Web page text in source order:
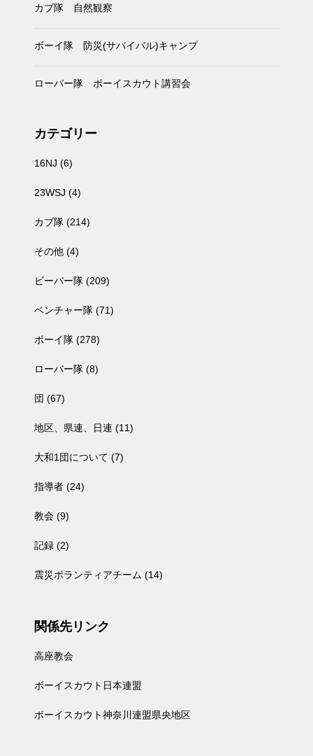
カブ隊 自然観察
ボーイ隊 防災(サバイバル)キャンプ
ローバー隊 ボーイスカウト講習会
カテゴリー
16NJ (6)
23WSJ (4)
カブ隊 (214)
その他 (4)
ビーバー隊 (209)
ベンチャー隊 (71)
ボーイ隊 (278)
ローバー隊 (8)
団 (67)
地区、県連、日連 (11)
大和1団について (7)
指導者 (24)
教会 (9)
記録 (2)
震災ボランティアチーム (14)
関係先リンク
高座教会
ボーイスカウト日本連盟
ボーイスカウト神奈川連盟県央地区